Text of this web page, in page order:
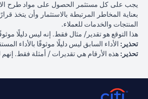
يجب على كل مستثمر الحصول على مواد طرح
بعناية المخاطر المرتبطة بالاستثمار وأن
المنتجات والخدمات للعملاء.
هذا التوقع هو تقدير/ مثال فقط. إنه ليس دليلًا
تحذير: الأداء السابق ليس دليلًا موثوقًا بالأداء
تحذير:هذه الأرقام هي تقديرات / أمثلة فقط. إنهم